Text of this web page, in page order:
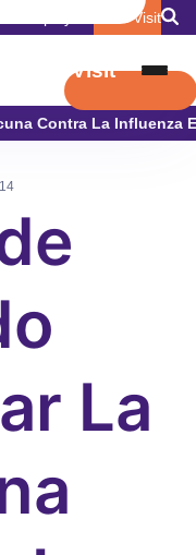
Book Visit
Book Visit
Contra La Influenza
La